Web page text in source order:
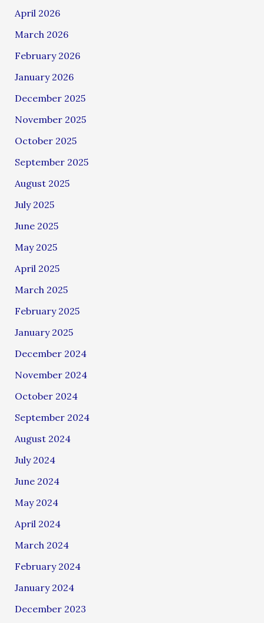
April 2026
March 2026
February 2026
January 2026
December 2025
November 2025
October 2025
September 2025
August 2025
July 2025
June 2025
May 2025
April 2025
March 2025
February 2025
January 2025
December 2024
November 2024
October 2024
September 2024
August 2024
July 2024
June 2024
May 2024
April 2024
March 2024
February 2024
January 2024
December 2023